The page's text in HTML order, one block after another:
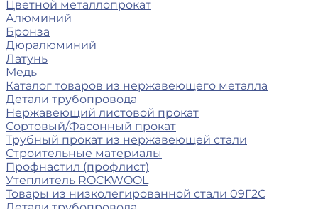
Цветной металлопрокат
Алюминий
Бронза
Дюралюминий
Латунь
Медь
Каталог товаров из нержавеющего металла
Детали трубопровода
Нержавеющий листовой прокат
Сортовый/Фасонный прокат
Трубный прокат из нержавеющей стали
Строительные материалы
Профнастил (профлист)
Утеплитель ROCKWOOL
Товары из низколегированной стали 09Г2С